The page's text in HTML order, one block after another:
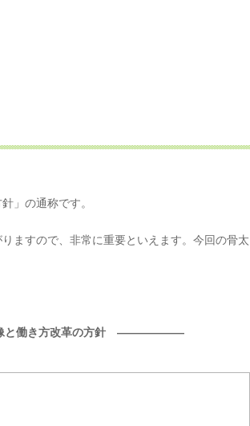
」の通称です。
ますので、非常に重要といえます。今回の骨太
と働き方改革の方針 ――――――